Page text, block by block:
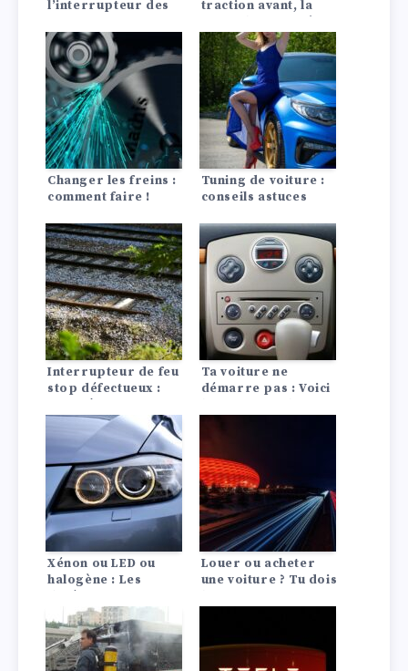
l’interrupteur des
Instructions, coûts
traction avant, la
ou les quatre roues
motrices à la
voiture ?
Changer les freins :
comment faire !
Tuning de voiture :
conseils astuces
Interrupteur de feu
stop défectueux :
conséquences
Ta voiture ne
démarre pas : Voici
plus fréquentes !
Xénon ou LED ou
halogène : Les
coup d’œil !
Louer ou acheter
une voiture ? Tu dois